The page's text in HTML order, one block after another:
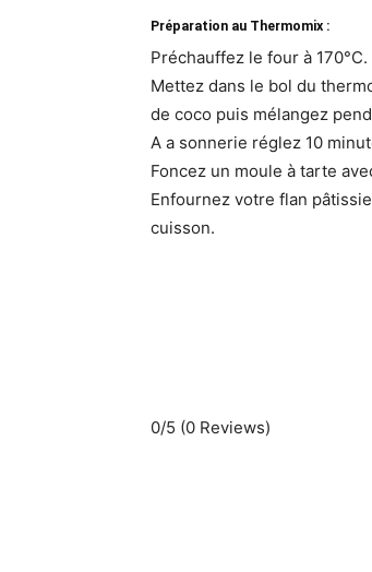
Préparation au Thermomix :
Préchauffez le four à 170°C.
Mettez dans le bol du
de coco puis mélangez
A a sonnerie réglez 10
Foncez un moule à tarte
Enfournez votre flan
cuisson.
0/5 (0 Reviews)